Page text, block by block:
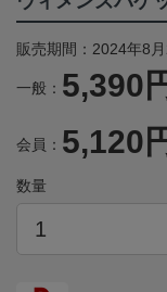
販売期間：2024年8
一般： 5,390
会員： 5,120
数量